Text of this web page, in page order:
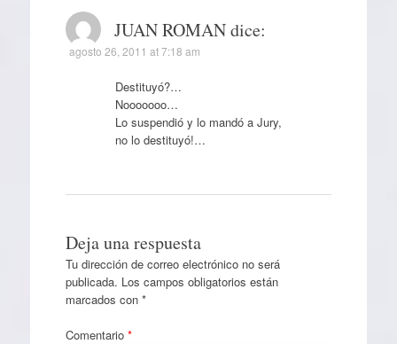
JUAN ROMAN dice:
agosto 26, 2011 at 7:18 am
Destituyó?…
Nooooooo…
Lo suspendió y lo mandó a Jury,
no lo destituyó!…
Deja una respuesta
Tu dirección de correo electrónico no será
publicada. Los campos obligatorios están
marcados con *
Comentario *